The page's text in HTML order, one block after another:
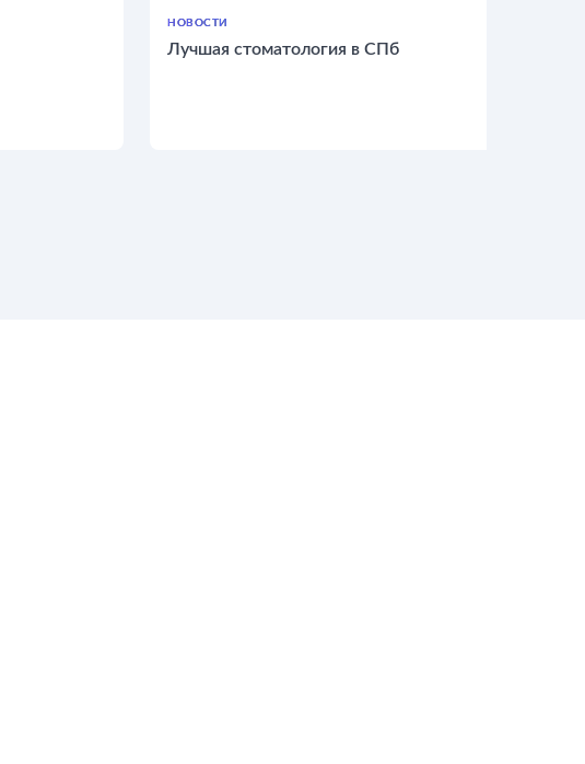
НОВОСТИ
Лучшая стоматология в СПб